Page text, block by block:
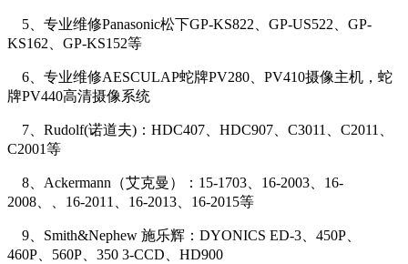
5、专业维修Panasonic松下GP-KS822、GP-US522、GP-
KS162、GP-KS152等
6、专业维修AESCULAP蛇牌PV280、PV410摄像主机，蛇
牌PV440高清摄像系统
7、Rudolf(诺道夫)：HDC407、HDC907、C3011、C2011、
C2001等
8、Ackermann（艾克曼）：15-1703、16-2003、16-
2008、、16-2011、16-2013、16-2015等
9、Smith&Nephew 施乐辉：DYONICS ED-3、450P、
460P、560P、350 3-CCD、HD900